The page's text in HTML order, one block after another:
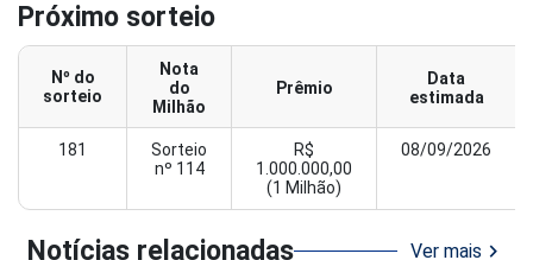
Próximo sorteio
Nº do
sorteio
Nota
do
Milhão
Prêmio
Data
estimada
181
Sorteio
nº 114
R$
1.000.000,00
(1 Milhão)
08/09/2026
Notícias relacionadas Ver mais chevron_right